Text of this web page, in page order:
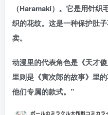
（Haramaki）。它是用针
织的花纹。这是一种保护肚
卖。
动漫里的代表角色是《天才
里则是《寅次郎的故事》里
他们专属的款式。”